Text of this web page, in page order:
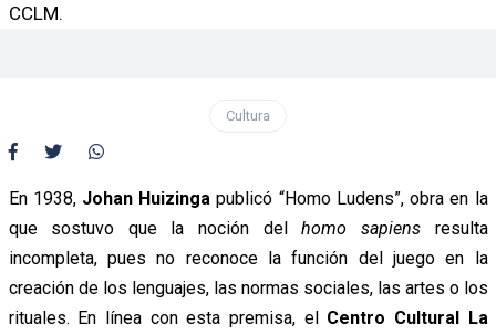
CCLM.
Cultura
En 1938, Johan Huizinga publicó “Homo Ludens”, obra en la
que sostuvo que la noción delhomo sapiensresulta
incompleta, pues no reconoce la función del juego en la
creación de los lenguajes, las normas sociales, las artes o los
rituales. En línea con esta premisa, el Centro Cultural La